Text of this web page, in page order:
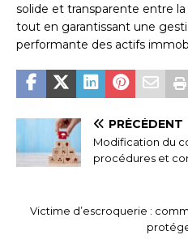
solide et transparente entre
tout en garantissant une
performante des actifs
PRÉCÉDENT
Modification du
procédures et
Victime d’escroquerie :